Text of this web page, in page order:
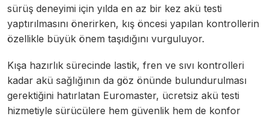
sürüş deneyimi için yılda en az bir kez akü testi
yaptırılmasını önerirken, kış öncesi yapılan kontrollerin
özellikle büyük önem taşıdığını vurguluyor.
Kışa hazırlık sürecinde lastik, fren ve sıvı kontrolleri
kadar akü sağlığının da göz önünde bulundurulması
gerektiğini hatırlatan Euromaster, ücretsiz akü testi
hizmetiyle sürücülere hem güvenlik hem de konfor